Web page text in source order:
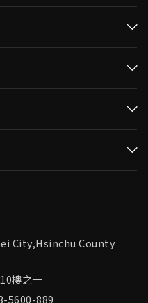
City,Hsinchu County
樓之一
5600-889